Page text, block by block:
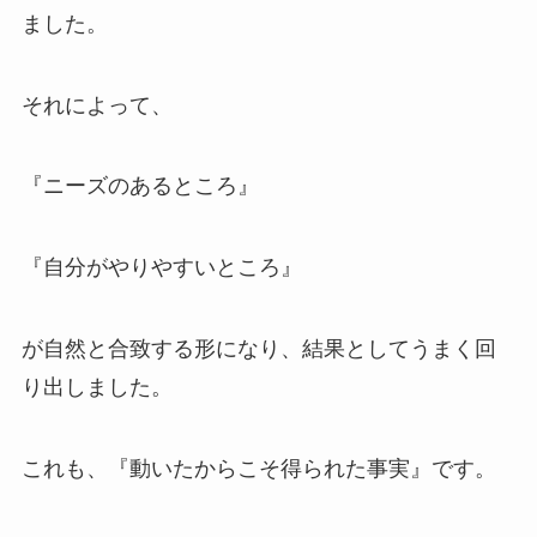
ました。
それによって、
『ニーズのあるところ』
『自分がやりやすいところ』
が自然と合致する形になり、結果としてうまく回
り出しました。
これも、『動いたからこそ得られた事実』です。